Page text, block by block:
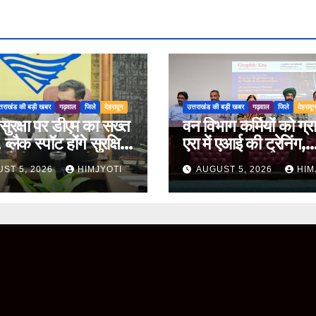
की बड़ी खबर गढ़वाल जिले देहरादून
पर डीएम का सख्त
स्पॉट होंगे सुरक्षित,
प्रगति समीक्षा
5, 2026 HIMJYOTI
उत्तराखंड की बड़ी खबर गढ़वाल जिले देहरादून
वन विभाग कर्मियों को
एरा में एआई की ट्रेनिंग,
ChatGPT और
के व्यावहारिक उपयोग पर
फोकस
AUGUST 5, 2026